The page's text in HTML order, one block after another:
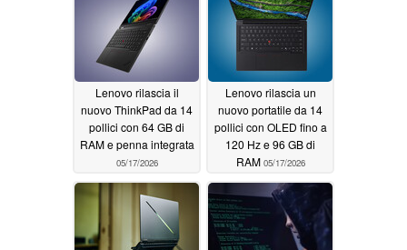
Lenovo rilascia il
nuovo ThinkPad da 14
pollici con 64 GB di
RAM e penna integrata
05/17/2026
Lenovo rilascia un
nuovo portatile da 14
pollici con OLED fino a
120 Hz e 96 GB di
RAM 05/17/2026